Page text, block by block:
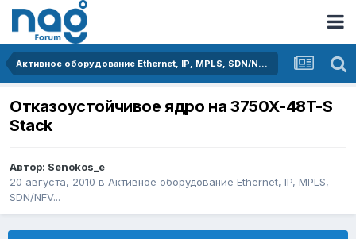
Активное оборудование Ethernet, IP, MPLS, SDN/NFV...
Отказоустойчивое ядро на 3750X-48T-S
Stack
Автор: Senokos_e
20 августа, 2010 в Активное оборудование Ethernet, IP, MPLS,
SDN/NFV...